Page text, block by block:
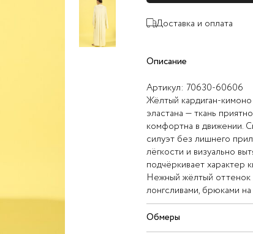
Доставка и оплата
Описание
Артикул: 70630-60606
Жёлтый кардиган-
эластана — ткань
комфортна в движении.
силуэт без лишнего
лёгкости и визуально
подчёркивает характер
Нежный жёлтый оттенок
лонгсливами, брюками
Обмеры